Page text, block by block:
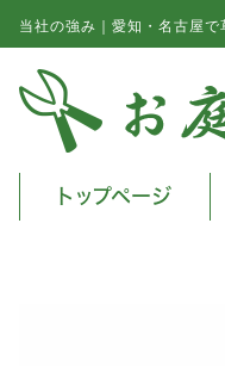
当社の強み｜愛知・名古屋
トップページ